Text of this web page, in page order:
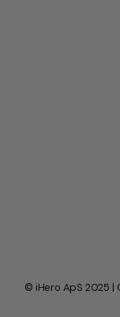
© iHero ApS 2025 |